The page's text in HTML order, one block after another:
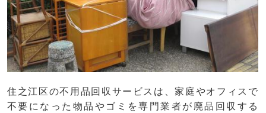
住之江区の不用品回収サービスは、家庭やオフィスで
不要になった物品やゴミを専門業者が廃品回収する